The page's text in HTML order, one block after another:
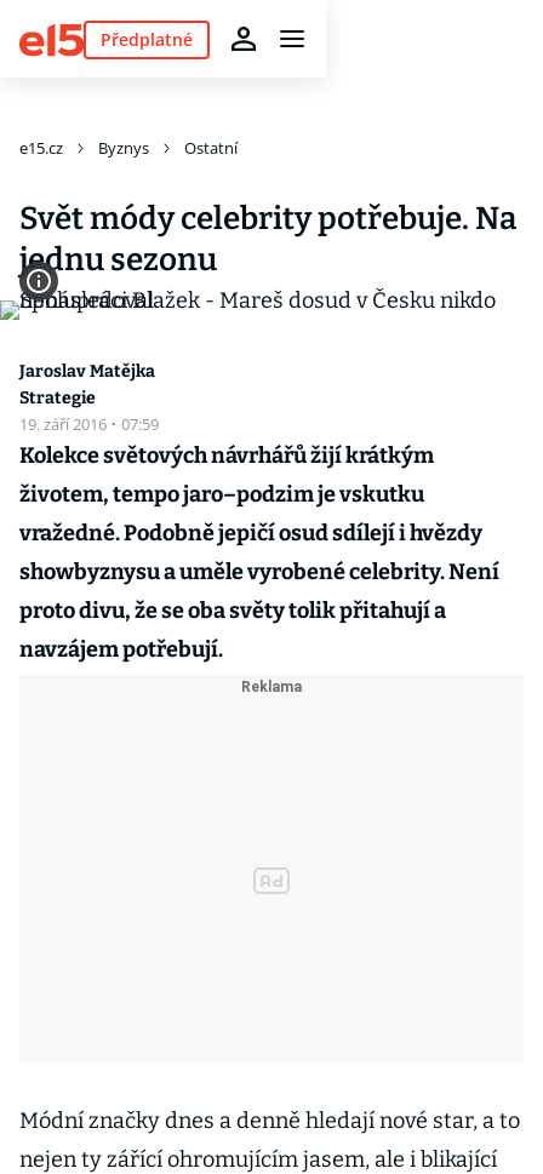
Předplatné
e15.cz Byznys Ostatní
Svět módy celebrity potřebuje. Na
jednu sezonu
Jaroslav Matějka
Strategie
19. září 2016 · 07:59
Kolekce světových návrhářů žijí krátkým
životem, tempo jaro–podzim je vskutku
vražedné. Podobně jepičí osud sdílejí i hvězdy
showbyznysu a uměle vyrobené celebrity. Není
proto divu, že se oba světy tolik přitahují a
navzájem potřebují.
Módní značky dnes a denně hledají nové star, a to
nejen ty zářící ohromujícím jasem, ale i blikající